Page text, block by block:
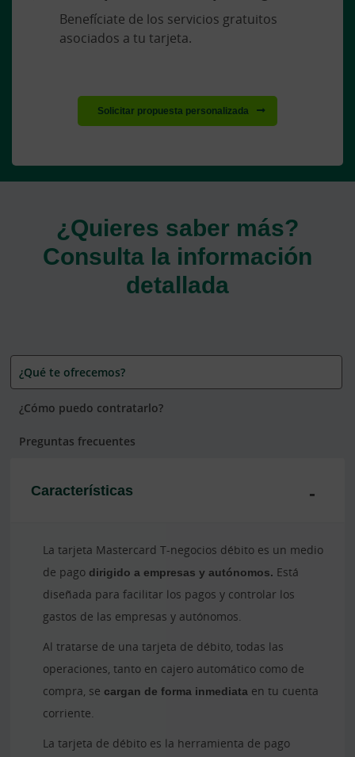
Benefíciate de los servicios gratuitos
asociados a tu tarjeta.
Solicitar propuesta personalizada
¿Quieres saber más?
Consulta la información
detallada
¿Qué te ofrecemos?
¿Cómo puedo contratarlo?
Preguntas frecuentes
Características
La tarjeta Mastercard T-negocios débito es un medio
de pago dirigido a empresas y autónomos. Está
diseñada para facilitar los pagos y controlar los
gastos de las empresas y autónomos.
Al tratarse de una tarjeta de débito, todas las
operaciones, tanto en cajero automático como de
compra, se cargan de forma inmediata en tu cuenta
corriente.
La tarjeta de débito es la herramienta de pago